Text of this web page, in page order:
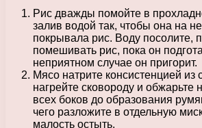
Рис дважды помойте в
залив водой так, чтобы она на
покрывала рис. Воду посолите,
помешивать рис, пока он
неприятном случае он пригорит.
Мясо натрите консистенцией из
нагрейте сковороду и обжарьте
всех боков до образования
чего разложите в отдельную
малость остыть.